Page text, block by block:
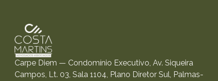
Carpe Diem — Condomínio Executivo, Av. Siqueira
Campos, Lt. 03, Sala 1104, Plano Diretor Sul, Palmas-